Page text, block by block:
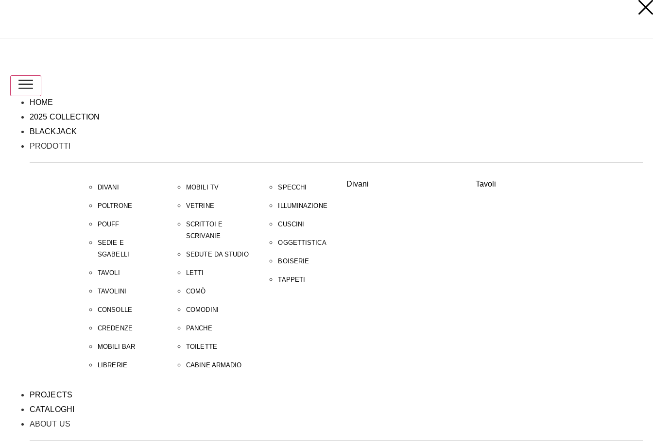
HOME
2025 COLLECTION
BLACKJACK
PRODOTTI
DIVANI
POLTRONE
POUFF
SEDIE E
SGABELLI
TAVOLI
TAVOLINI
CONSOLLE
CREDENZE
MOBILI BAR
LIBRERIE
MOBILI TV
VETRINE
SCRITTOI E
SCRIVANIE
SEDUTE DA STUDIO
LETTI
COMÒ
COMODINI
PANCHE
TOILETTE
CABINE ARMADIO
SPECCHI
ILLUMINAZIONE
CUSCINI
OGGETTISTICA
BOISERIE
TAPPETI
Divani Tavoli
PROJECTS
CATALOGHI
ABOUT US